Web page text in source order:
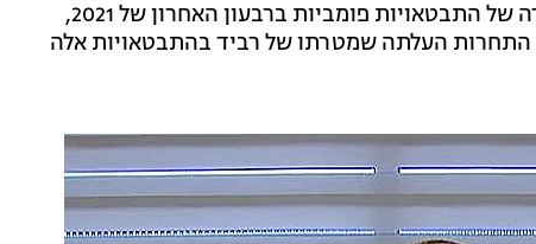
על-פי החשד, "רביד אותת לספקים ולקמעונאים, בשורה של התבטאויות פומביות ברבעון האחרון של 2021,
התחרות העלתה שמטרתו של רביד בהתבטאויות אלה